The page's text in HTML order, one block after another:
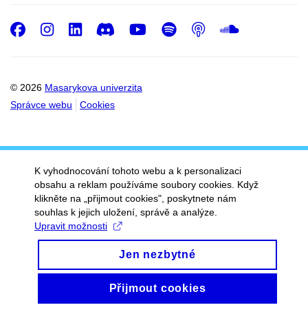
© 2026 Masarykova univerzita
Správce webu
Cookies
Facebook
Instagram
LinkedIn
DiscordYoutube
Spotify
Podcast
K vyhodnocování tohoto webu a k personalizaci
obsahu a reklam používáme soubory cookies. Když
klikněte na „přijmout cookies", poskytnete nám
souhlas k jejich uložení, správě a analýze.
Upravit možnosti
Jen nezbytné
Přijmout cookies